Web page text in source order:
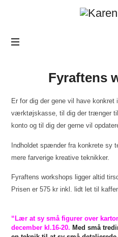
Karen
Fyraftens
Er for dig der gene vil have konkret
værktøjskasse, til dig der trænger
konto og til dig der gerne vil
Indholdet spænder fra konkrete sy
mere farverige kreative teknikker.
Fyraftens workshops ligger altid
Prisen er 575 kr inkl. lidt let til
“Lær at sy små figurer over
december kl.16-20. Med små